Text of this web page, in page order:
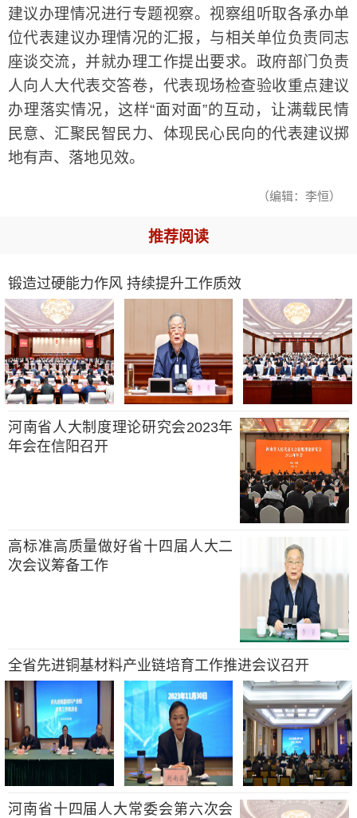
建议办理情况进行专题视察。视察组听取各承办单
位代表建议办理情况的汇报，与相关单位负责同志
座谈交流，并就办理工作提出要求。政府部门负责
人向人大代表交答卷，代表现场检查验收重点建议
办理落实情况，这样“面对面”的互动，让满载民情
民意、汇聚民智民力、体现民心民向的代表建议掷
地有声、落地见效。
（编辑：李恒）
推荐阅读
锻造过硬能力作风 持续提升工作质效
河南省人大制度理论研究会2023年
年会在信阳召开
高标准高质量做好省十四届人大二
次会议筹备工作
全省先进铜基材料产业链培育工作推进会议召开
河南省十四届人大常委会第六次会